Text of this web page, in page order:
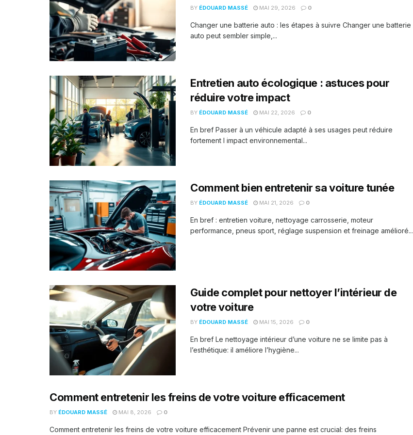
BY ÉDOUARD MASSÉ MAI 29, 2026 0
Changer une batterie auto : les étapes à suivre Changer une batterie
auto peut sembler simple,...
Entretien auto écologique : astuces pour
réduire votre impact
BY ÉDOUARD MASSÉ MAI 22, 2026 0
En bref Passer à un véhicule adapté à ses usages peut réduire
fortement l impact environnemental...
Comment bien entretenir sa voiture tunée
BY ÉDOUARD MASSÉ MAI 21, 2026 0
En bref : entretien voiture, nettoyage carrosserie, moteur
performance, pneus sport, réglage suspension et freinage amélioré...
Guide complet pour nettoyer l’intérieur de
votre voiture
BY ÉDOUARD MASSÉ MAI 15, 2026 0
En bref Le nettoyage intérieur d’une voiture ne se limite pas à
l’esthétique: il améliore l’hygiène...
Comment entretenir les freins de votre voiture efficacement
BY ÉDOUARD MASSÉ MAI 8, 2026 0
Comment entretenir les freins de votre voiture efficacement Prévenir une panne est crucial: des freins